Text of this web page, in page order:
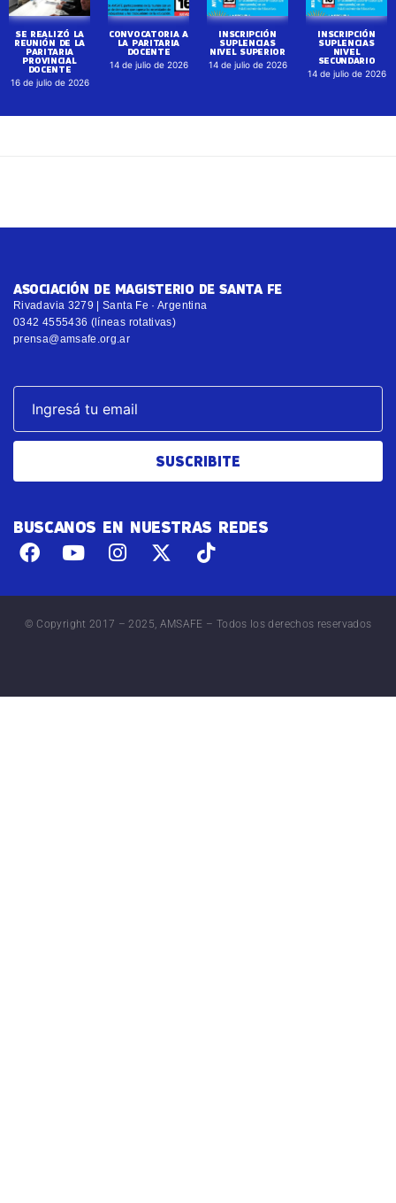
SE REALIZÓ LA
REUNIÓN DE LA
PARITARIA
PROVINCIAL
DOCENTE
16 de julio de 2026
CONVOCATORIA A
LA PARITARIA
DOCENTE
14 de julio de 2026
INSCRIPCIÓN
SUPLENCIAS
NIVEL SUPERIOR
14 de julio de 2026
INSCRIPCIÓN
SUPLENCIAS
NIVEL
SECUNDARIO
14 de julio de 2026
ASOCIACIÓN DE MAGISTERIO DE SANTA FE
Rivadavia 3279 | Santa Fe · Argentina
0342 4555436 (líneas rotativas)
prensa@amsafe.org.ar
SUSCRIBITE
BUSCANOS EN NUESTRAS REDES
© Copyright 2017 – 2025, AMSAFE – Todos los derechos reservados